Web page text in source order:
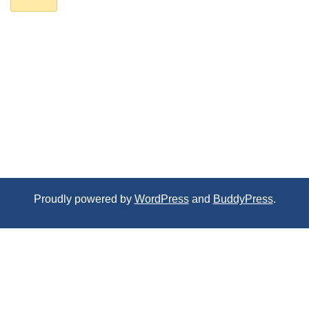
Proudly powered by WordPressand BuddyPress.